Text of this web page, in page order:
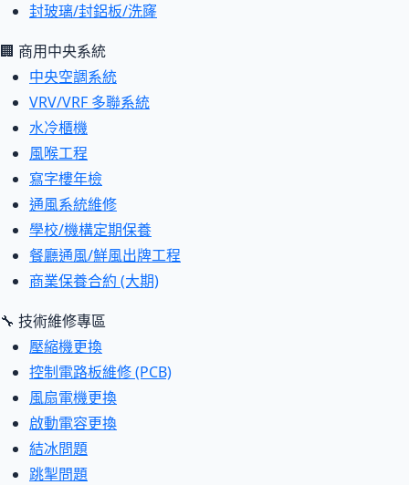
封玻璃/封鋁板/洗窿
🏢 商用中央系統
中央空調系統
VRV/VRF 多聯系統
水冷櫃機
風喉工程
寫字樓年檢
通風系統維修
學校/機構定期保養
餐廳通風/鮮風出牌工程
商業保養合約 (大期)
🔧 技術維修專區
壓縮機更換
控制電路板維修 (PCB)
風扇電機更換
啟動電容更換
結冰問題
跳掣問題